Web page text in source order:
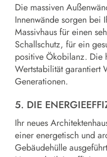
Die massiven
Innenwände sorgen bei
Massivhaus für einen
Schallschutz, für ein
positive Ökobilanz. Die
Wertstabilität garantiert
Generationen.
5. DIE
Ihr neues
einer energetisch und
Gebäudehülle